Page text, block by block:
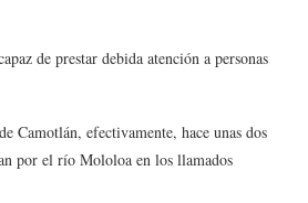
de prestar debida atención a personas
Camotlán, efectivamente, hace unas dos
por el río Mololoa en los llamados